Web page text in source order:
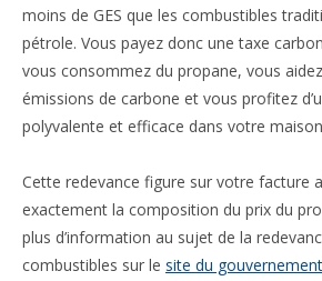
moins de GES que les combustibles
pétrole. Vous payez donc une taxe
vous consommez du propane, vous
émissions de carbone et vous profitez
polyvalente et efficace dans votre
Cette redevance figure sur votre facture
exactement la composition du prix du
plus d’information au sujet de la
combustibles sur le site du